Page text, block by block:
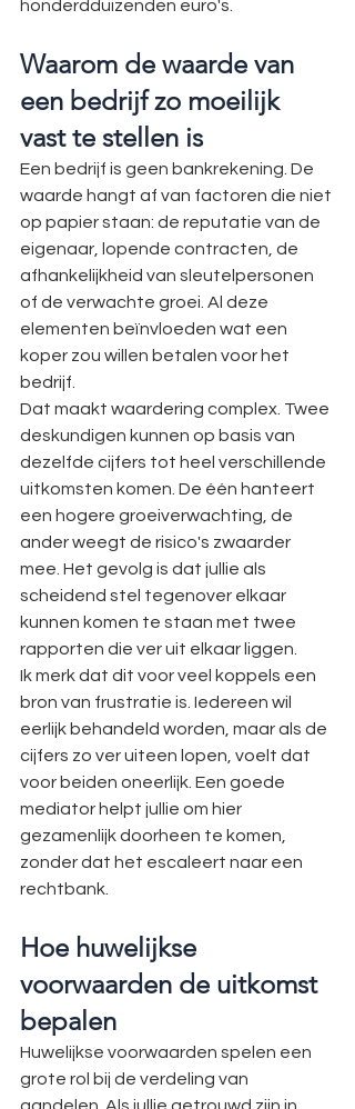
honderdduizenden euro's.
Waarom de waarde van
een bedrijf zo moeilijk
vast te stellen is
Een bedrijf is geen bankrekening. De
waarde hangt af van factoren die niet
op papier staan: de reputatie van de
eigenaar, lopende contracten, de
afhankelijkheid van sleutelpersonen
of de verwachte groei. Al deze
elementen beïnvloeden wat een
koper zou willen betalen voor het
bedrijf.
Dat maakt waardering complex. Twee
deskundigen kunnen op basis van
dezelfde cijfers tot heel verschillende
uitkomsten komen. De één hanteert
een hogere groeiverwachting, de
ander weegt de risico's zwaarder
mee. Het gevolg is dat jullie als
scheidend stel tegenover elkaar
kunnen komen te staan met twee
rapporten die ver uit elkaar liggen.
Ik merk dat dit voor veel koppels een
bron van frustratie is. Iedereen wil
eerlijk behandeld worden, maar als de
cijfers zo ver uiteen lopen, voelt dat
voor beiden oneerlijk. Een goede
mediator helpt jullie om hier
gezamenlijk doorheen te komen,
zonder dat het escaleert naar een
rechtbank.
Hoe huwelijkse
voorwaarden de uitkomst
bepalen
Huwelijkse voorwaarden spelen een
grote rol bij de verdeling van